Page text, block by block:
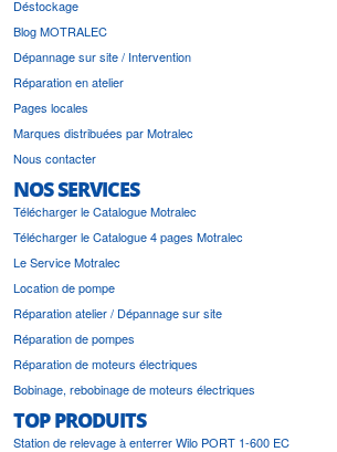
Déstockage
Blog MOTRALEC
Dépannage sur site / Intervention
Réparation en atelier
Pages locales
Marques distribuées par Motralec
Nous contacter
NOS SERVICES
Télécharger le Catalogue Motralec
Télécharger le Catalogue 4 pages Motralec
Le Service Motralec
Location de pompe
Réparation atelier / Dépannage sur site
Réparation de pompes
Réparation de moteurs électriques
Bobinage, rebobinage de moteurs électriques
TOP PRODUITS
Station de relevage à enterrer Wilo PORT 1-600 EC